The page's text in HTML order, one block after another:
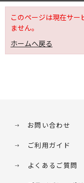
このページは現在サー
ません。
ホームへ戻る
お問い合わせ
ご利用ガイド
よくあるご質問